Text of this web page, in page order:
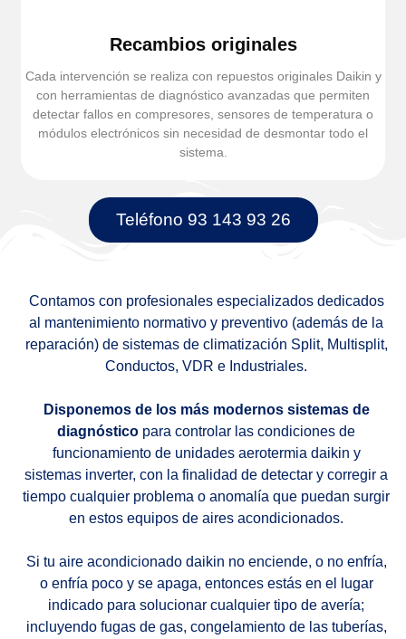
Recambios originales
Cada intervención se realiza con repuestos originales Daikin y
con herramientas de diagnóstico avanzadas que permiten
detectar fallos en compresores, sensores de temperatura o
módulos electrónicos sin necesidad de desmontar todo el
sistema.
Teléfono 93 143 93 26
Contamos con profesionales especializados dedicados
al mantenimiento normativo y preventivo (además de la
reparación) de sistemas de climatización Split, Multisplit,
Conductos, VDR e Industriales.
Disponemos de los más modernos sistemas de
diagnóstico para controlar las condiciones de
funcionamiento de unidades aerotermia daikin y
sistemas inverter, con la finalidad de detectar y corregir a
tiempo cualquier problema o anomalía que puedan surgir
en estos equipos de aires acondicionados.
Si tu aire acondicionado daikin no enciende, o no enfría,
o enfría poco y se apaga, entonces estás en el lugar
indicado para solucionar cualquier tipo de avería;
incluyendo fugas de gas, congelamiento de las tuberías,